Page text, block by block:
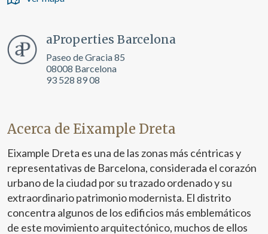
aProperties Barcelona
Paseo de Gracia 85
08008 Barcelona
93 528 89 08
Acerca de Eixample Dreta
Eixample Dreta es una de las zonas más céntricas y
representativas de Barcelona, considerada el corazón
urbano de la ciudad por su trazado ordenado y su
extraordinario patrimonio modernista. El distrito
concentra algunos de los edificios más emblemáticos
de este movimiento arquitectónico, muchos de ellos